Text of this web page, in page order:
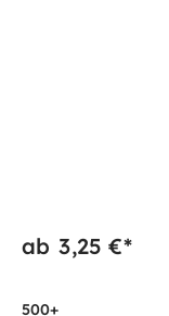
ab 3,25 €*
500+